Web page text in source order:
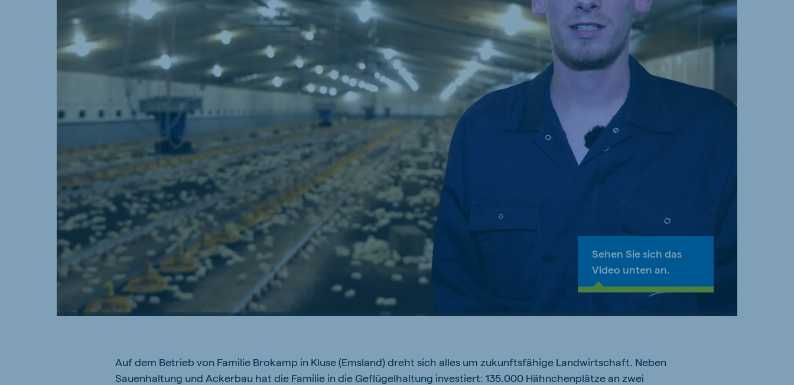
Sehen Sie sich das
Video unten an.
Auf dem Betrieb von Familie Brokamp in Kluse (Emsland) dreht sich alles um zukunftsfähige Landwirtschaft. Neben
Sauenhaltung und Ackerbau hat die Familie in die Geflügelhaltung investiert: 135.000 Hähnchenplätze an zwei
Ukraine (Koudijs)
Ukrainian
Russia (Koudijs)
Russian
English